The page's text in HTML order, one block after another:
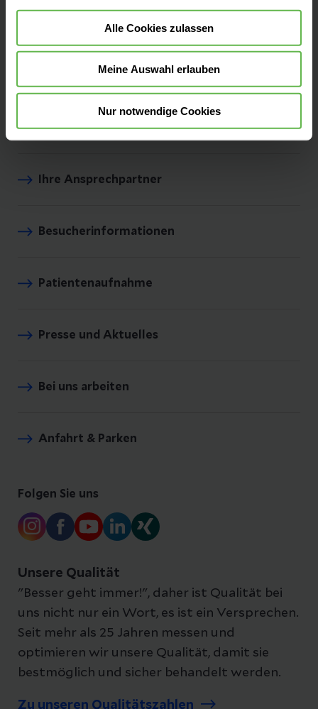
Alle Cookies zulassen
Meine Auswahl erlauben
Nur notwendige Cookies
NI-MPSB@helios-gesundheit.de
Leistungen finden
Ihre Ansprechpartner
Besucherinformationen
Patientenaufnahme
Presse und Aktuelles
Bei uns arbeiten
Anfahrt & Parken
Folgen Sie uns
Unsere Qualität
"Besser geht immer!", daher ist Qualität bei
uns nicht nur ein Wort, es ist ein Versprechen.
Seit mehr als 25 Jahren messen und
optimieren wir unsere Qualität, damit sie
bestmöglich und sicher behandelt werden.
Zu unseren Qualitätszahlen